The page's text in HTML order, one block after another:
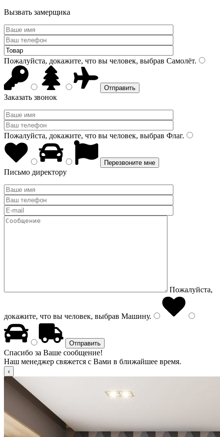
Вызвать замерщика
Пожалуйста, докажите, что вы человек, выбрав Самолёт.
Заказать звонок
Пожалуйста, докажите, что вы человек, выбрав Флаг.
Письмо директору
Пожалуйста,
докажите, что вы человек, выбрав Машину.
Спасибо за Ваше сообщение!
Наш менеджер свяжется с Вами в ближайшее время.